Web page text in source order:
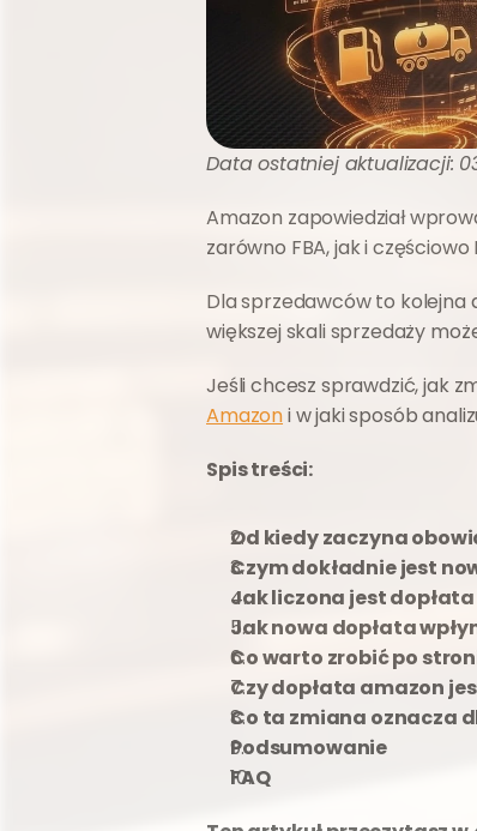
Data ostatniej aktualizacji:
Amazon zapowiedział
zarówno FBA, jak i
Dla sprzedawców to kolejna
większej skali sprzedaży
Jeśli chcesz sprawdzić, jak
Amazon i w jaki sposób
Spis treści:
Od kiedy zaczyna
Czym dokładnie jest
Jak liczona jest
Jak nowa dopłata
Co warto zrobić po
Czy dopłata amazon
Co ta zmiana oznacza
Podsumowanie
FAQ